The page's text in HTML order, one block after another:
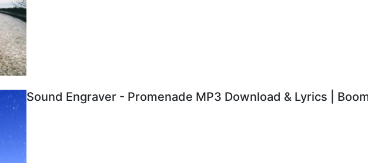
Sound Engraver - Promenade MP3 Download & Lyrics |